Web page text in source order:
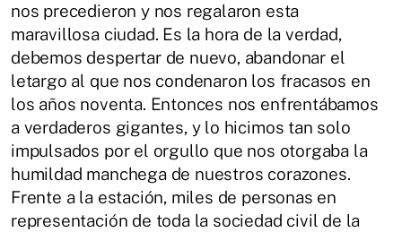
nos precedieron y nos regalaron esta
maravillosa ciudad. Es la hora de la verdad,
debemos despertar de nuevo, abandonar el
letargo al que nos condenaron los fracasos en
los años noventa. Entonces nos enfrentábamos
a verdaderos gigantes, y lo hicimos tan solo
impulsados por el orgullo que nos otorgaba la
humildad manchega de nuestros corazones.
Frente a la estación, miles de personas en
representación de toda la sociedad civil de la